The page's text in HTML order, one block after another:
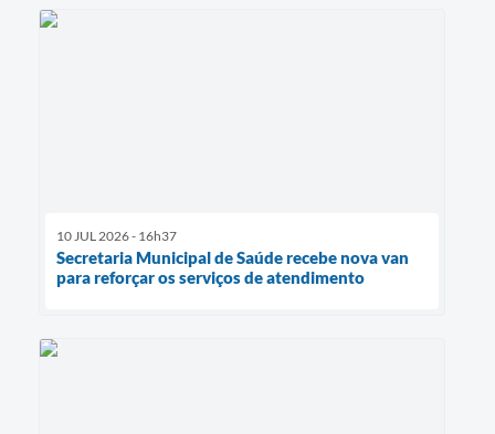
10 JUL 2026 - 16h37
Secretaria Municipal de Saúde recebe nova van
para reforçar os serviços de atendimento